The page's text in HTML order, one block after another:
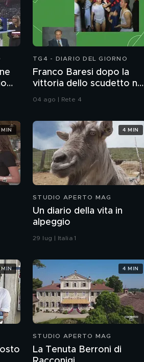
TG4 - DIARIO DEL GIORNO
Franco Baresi dopo la
vittoria dello scudetto nel
04 ago | Rete 4
STUDIO APERTO MAG
Un diario della vita in
alpeggio
29 lug | Italia 1
4 MIN
STUDIO APERTO MAG
La Tenuta Berroni di
4 MIN